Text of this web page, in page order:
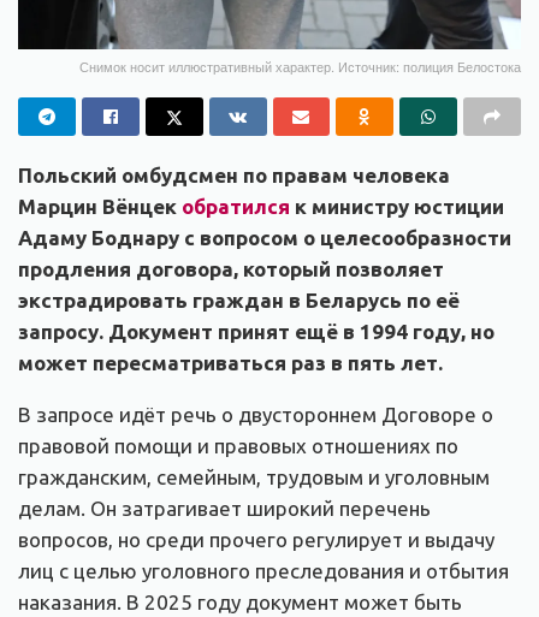
Снимок носит иллюстративный характер. Источник: полиция Белостока
Польский омбудсмен по правам человека
Марцин Вёнцек обратился к министру юстиции
Адаму Боднару с вопросом о целесообразности
продления договора, который позволяет
экстрадировать граждан в Беларусь по её
запросу. Документ принят ещё в 1994 году, но
может пересматриваться раз в пять лет.
В запросе идёт речь о двустороннем Договоре о
правовой помощи и правовых отношениях по
гражданским, семейным, трудовым и уголовным
делам. Он затрагивает широкий перечень
вопросов, но среди прочего регулирует и выдачу
лиц с целью уголовного преследования и отбытия
наказания. В 2025 году документ может быть